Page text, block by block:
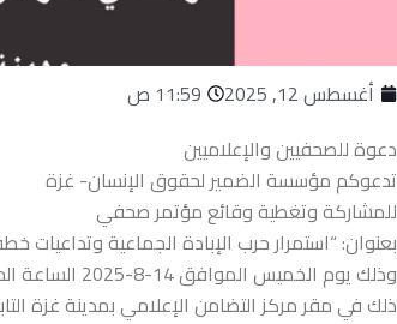
أغسطس 12, 2025
11:59 ص
دعوة للصحفيين والإعلاميين
تدعوكم مؤسسة الضمير لحقوق الإنسان- غزة
للمشاركة وتغطية وقائع مؤتمر صحفي
بعنوان: “استمرار حرب الإبادة الجماعية وتداعيات
وذلك يوم الخميس الموافق 14-8-2025 الساعة الحادية عشر والنصف صباحا و
ذلك في مقر مركز التضامن الإعلامي بمدينة غزة